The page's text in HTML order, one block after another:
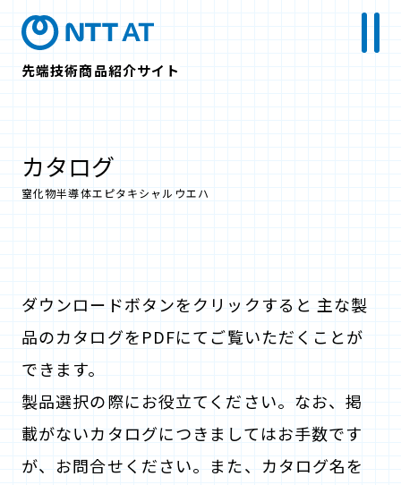
先端技術商品紹介サイト
カタログ
窒化物半導体エピタキシャルウエハ
ダウンロードボタンをクリックすると 主な製
品のカタログをPDFにてご覧いただくことが
できます。
製品選択の際にお役立てください。なお、掲
載がないカタログにつきましてはお手数です
が、お問合せください。また、カタログ名を